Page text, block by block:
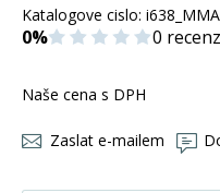
Katalogove cislo:
0% 0
Naše cena s DPH
Zaslat e-mailem